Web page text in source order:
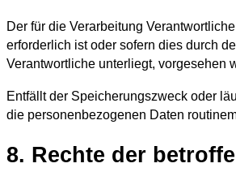
Der für die Verarbeitung
erforderlich ist oder sofern dies durch
Verantwortliche unterliegt, vorgesehen
Entfällt der Speicherungszweck oder
die personenbezogenen Daten
8. Rechte der